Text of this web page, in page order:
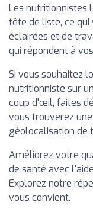
Les nutritionnistes
tête de liste, ce qui
éclairées et de
qui répondent à
Si vous souhaitez
nutritionniste sur
coup d'œil, faites
vous trouverez
géolocalisation de
Améliorez votre
de santé avec
Explorez notre
vous convient.